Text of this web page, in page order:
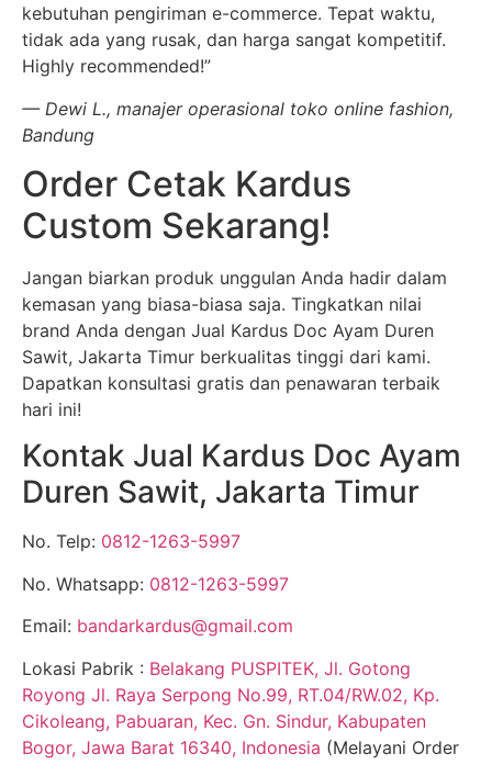
kebutuhan pengiriman e-commerce. Tepat waktu,
tidak ada yang rusak, dan harga sangat kompetitif.
Highly recommended!”
— Dewi L., manajer operasional toko online fashion,
Bandung
Order Cetak Kardus
Custom Sekarang!
Jangan biarkan produk unggulan Anda hadir dalam
kemasan yang biasa-biasa saja. Tingkatkan nilai
brand Anda dengan Jual Kardus Doc Ayam Duren
Sawit, Jakarta Timur berkualitas tinggi dari kami.
Dapatkan konsultasi gratis dan penawaran terbaik
hari ini!
Kontak Jual Kardus Doc Ayam
Duren Sawit, Jakarta Timur
No. Telp: 0812-1263-5997
No. Whatsapp: 0812-1263-5997
Email: bandarkardus@gmail.com
Lokasi Pabrik : Belakang PUSPITEK, Jl. Gotong
Royong Jl. Raya Serpong No.99, RT.04/RW.02, Kp.
Cikoleang, Pabuaran, Kec. Gn. Sindur, Kabupaten
Bogor, Jawa Barat 16340, Indonesia (Melayani Order